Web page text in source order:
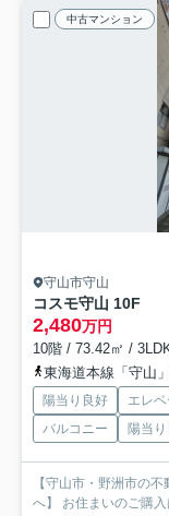
中古マンション
守山市守山
コスモ守山 10F
2,480万円
10階 / 73.42㎡ /
東海道本線「守山
陽当り良好 エレ
バルコニー
陽当
【守山市・野洲市の
へ】 お住まいのご購